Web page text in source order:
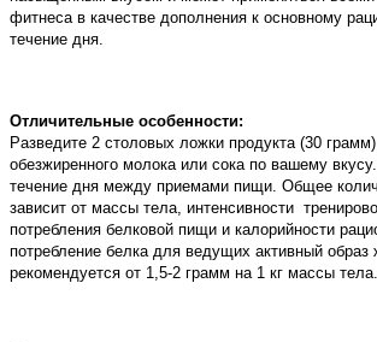
фитнеса в качестве дополнения к основному
течение дня.
Отличительные особенности:
Разведите 2 столовых ложки продукта (30
обезжиренного молока или сока по вашему
течение дня между приемами пищи. Общее
зависит от массы тела, интенсивности
потребления белковой пищи и калорийности
потребление белка для ведущих активный образ
рекомендуется от 1,5-2 грамм на 1 кг массы тела.